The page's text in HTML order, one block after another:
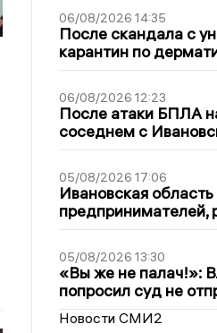
06/08/2026 14:35
После скандала с
карантин по
06/08/2026 12:23
После атаки БПЛА
соседнем с
05/08/2026 17:06
Ивановская
05/08/2026 13:30
«Вы же не палач!»:
попросил суд не
Новости СМИ2